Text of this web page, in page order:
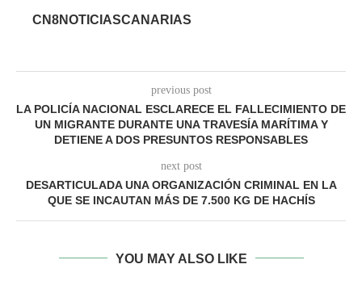
CN8NOTICIASCANARIAS
previous post
LA POLICÍA NACIONAL ESCLARECE EL FALLECIMIENTO DE
UN MIGRANTE DURANTE UNA TRAVESÍA MARÍTIMA Y
DETIENE A DOS PRESUNTOS RESPONSABLES
next post
DESARTICULADA UNA ORGANIZACIÓN CRIMINAL EN LA
QUE SE INCAUTAN MÁS DE 7.500 KG DE HACHÍS
YOU MAY ALSO LIKE